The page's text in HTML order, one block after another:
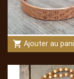
shopping_cart Ajouter au